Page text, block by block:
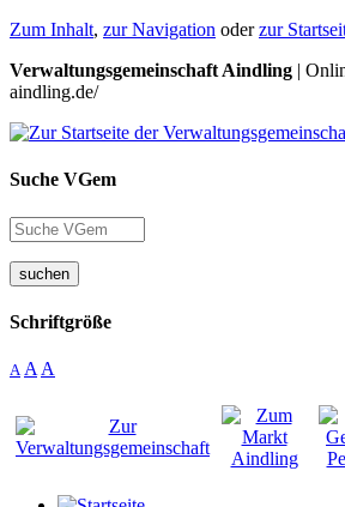
Zum Inhalt, zur Navigation oderzur
Verwaltungsgemeinschaft Aindling |
aindling.de/
Suche VGem
suchen
Schriftgröße
A A A